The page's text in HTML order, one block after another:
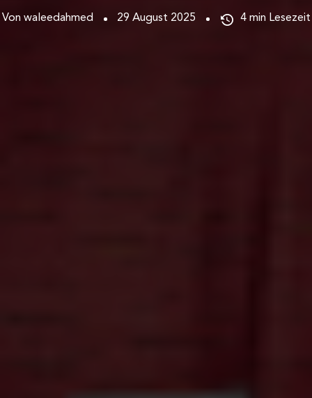
Von waleedahmed 29 August 2025 4 min Lesezeit